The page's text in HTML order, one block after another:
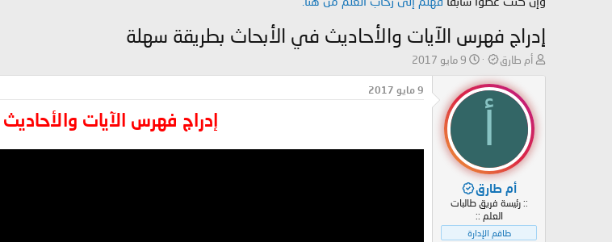
إدراج فهرس الآيات والأحاديث في الأبحاث بطريقة سهلة
ب
ئ
ا
ل
م
و
أم طارق
ت
ر
ي
ب
د
ء
9 مايو 2017
أم طارق
:: رئيسة فريق طالبات
العلم ::
طاقم الإدارة
9 مايو 2017
إدراج فهرس الآيات